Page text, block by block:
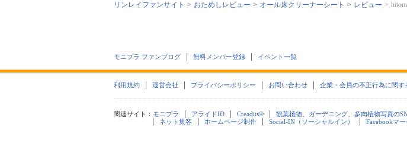
リンレイファンサイト おためしレビュー オール床クリーナーシート レビュー
モニプラ ファンブログ 無料メンバー登録 イベント一覧
利用規約 運営会社 プライバシーポリシー お問い合わせ 企業・会員の不正行為に関す
関連サイト： モニプラ アライドID Creadits® 観葉植物、ガーデニング、多肉植物写真の
ネット集客
ホームページ制作 Social-IN（ソーシャルイン） Facebookマ